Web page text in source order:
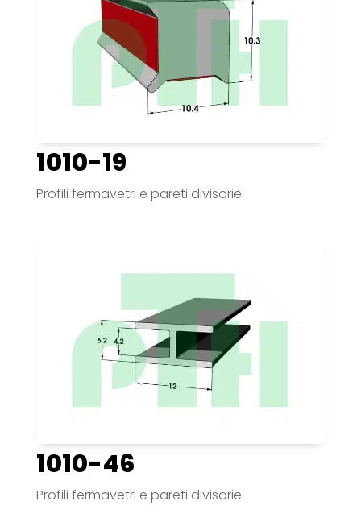
1010-19
Profili fermavetri e pareti divisorie
1010-46
Profili fermavetri e pareti divisorie